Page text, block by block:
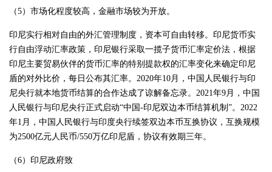
（5）市场化程度较高，金融市场较为开放。
印尼实行相对自由的外汇管理制度，资本可自由转移。印尼货币实
行自由浮动汇率政策，印尼银行采取一揽子货币汇率定价法，根据
印尼主要贸易伙伴的货币汇率的特别提款权的汇率变化来确定印尼
盾的对外比价，每日公布其汇率。2020年10月，中国人民银行与印
尼央行就本地货币结算的合作达成了谅解备忘录。2021年9月，中国
人民银行与印尼央行正式启动“中国-印尼双边本币结算机制”。2022
年1月，中国人民银行与印度央行续签双边本币互换协议，互换规模
为2500亿元人民币/550万亿印尼盾，协议有效期三年。
（6）印尼政府致